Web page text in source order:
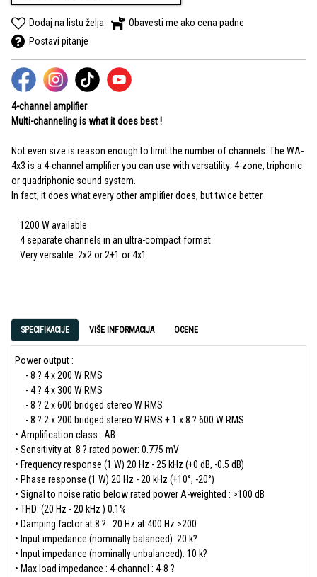
Dodaj na listu želja
Obavesti me ako cena padne
Postavi pitanje
4-channel amplifier
Multi-channeling is what it does best !
Not even size is reason enough to limit the number of channels. The WA-
4x3 is a 4-channel amplifier you can use with versatility: 4-zone, triphonic
or quadriphonic sound system.
In fact, it does what every other amplifier does, but twice better.
1200 W available
4 separate channels in an ultra-compact format
Very versatile: 2x2 or 2+1 or 4x1
SPECIFIKACIJE VIŠE INFORMACIJA OCENE
Power output :
- 8 ? 4 x 200 W RMS
- 4 ? 4 x 300 W RMS
- 8 ? 2 x 600 bridged stereo W RMS
- 8 ? 2 x 200 bridged stereo W RMS + 1 x 8 ? 600 W RMS
• Amplification class : AB
• Sensitivity at 8 ? rated power: 0.775 mV
• Frequency response (1 W) 20 Hz - 25 kHz (+0 dB, -0.5 dB)
• Phase response (1 W) 20 Hz - 20 kHz (+10°, -20°)
• Signal to noise ratio below rated power A-weighted : >100 dB
• THD: (20 Hz - 20 kHz ) 0.1%
• Damping factor at 8 ?: 20 Hz at 400 Hz >200
• Input impedance (nominally balanced): 20 k?
• Input impedance (nominally unbalanced): 10 k?
• Max load impedance : 4-channel : 4-8 ?